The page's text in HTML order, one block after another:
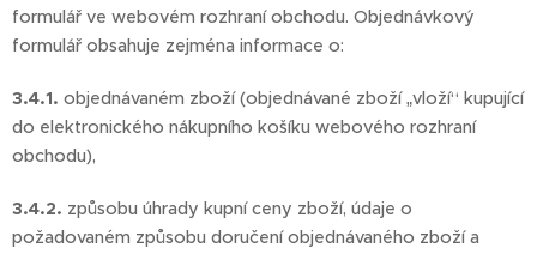
formulář ve webovém rozhraní obchodu. Objednávkový
formulář obsahuje zejména informace o:
3.4.1. objednávaném zboží (objednávané zboží „vloží“ kupující
do elektronického nákupního košíku webového rozhraní
obchodu),
3.4.2. způsobu úhrady kupní ceny zboží, údaje o
požadovaném způsobu doručení objednávaného zboží a